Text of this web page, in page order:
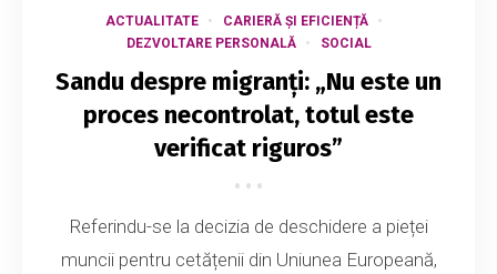
ACTUALITATE
CARIERĂ ȘI EFICIENȚĂ
DEZVOLTARE PERSONALĂ
SOCIAL
Sandu despre migranți: „Nu este un
proces necontrolat, totul este
verificat riguros”
Referindu-se la decizia de deschidere a pieței
muncii pentru cetățenii din Uniunea Europeană,